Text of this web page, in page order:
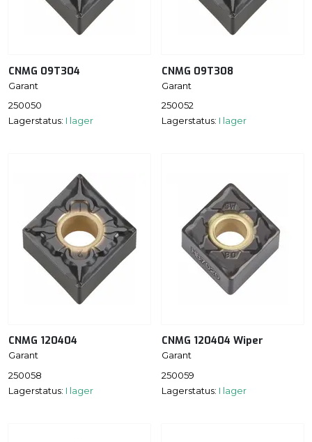
CNMG 09T304
Garant
250050
Lagerstatus: I lager
CNMG 09T308
Garant
250052
Lagerstatus: I lager
CNMG 120404
Garant
250058
Lagerstatus: I lager
CNMG 120404 Wiper
Garant
250059
Lagerstatus: I lager